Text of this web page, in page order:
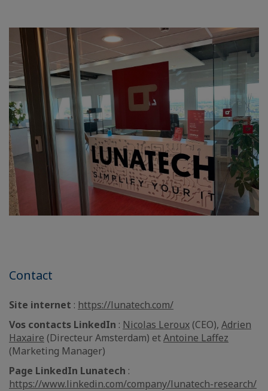
Contact
Site internet : https://lunatech.com/
Vos contacts LinkedIn : Nicolas Leroux (CEO), Adrien
Haxaire (Directeur Amsterdam) etAntoine Laffez
(Marketing Manager)
Page LinkedIn Lunatech :
https://www.linkedin.com/company/lunatech-research/